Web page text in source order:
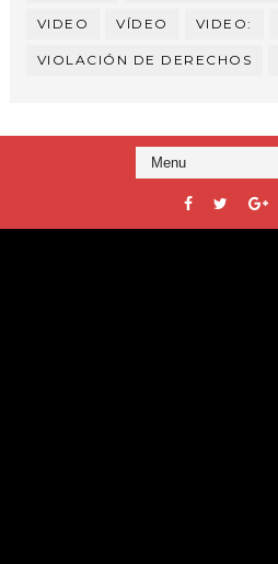
VIDEO VÍDEO VIDEO:
VIOLACIÓN DE DERECHOS